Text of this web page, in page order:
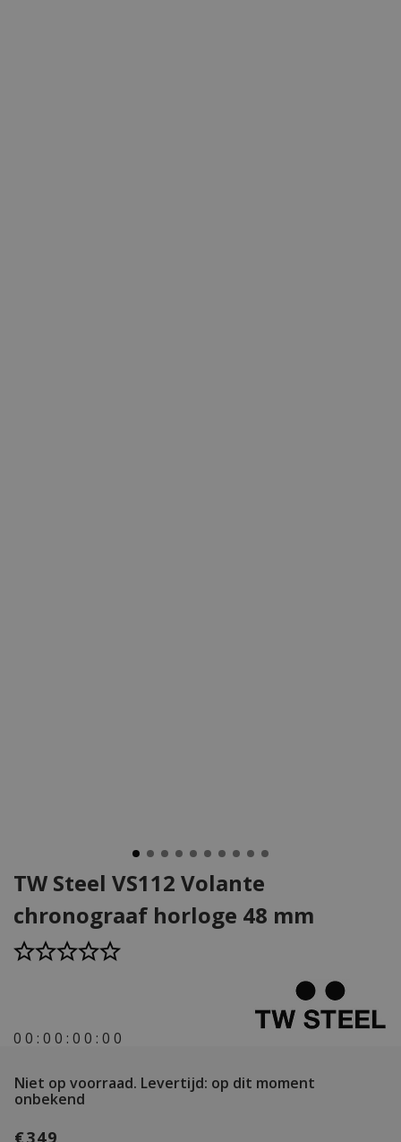
TW Steel VS112 Volante
chronograaf horloge 48 mm
0 0 : 0 0 : 0 0 : 0 0
Niet op voorraad. Levertijd: op dit moment
onbekend
€349